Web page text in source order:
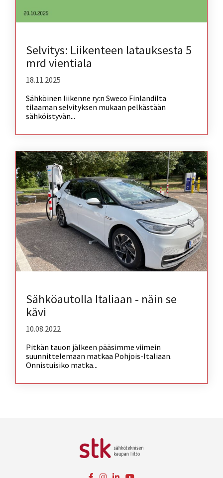
Selvitys: Liikenteen latauksesta 5
mrd vientiala
18.11.2025
Sähköinen liikenne ry:n Sweco Finlandilta
tilaaman selvityksen mukaan pelkästään
sähköistyvän...
Sähköautolla Italiaan - näin se
kävi
10.08.2022
Pitkän tauon jälkeen pääsimme viimein
suunnittelemaan matkaa Pohjois-Italiaan.
Onnistuisiko matka...